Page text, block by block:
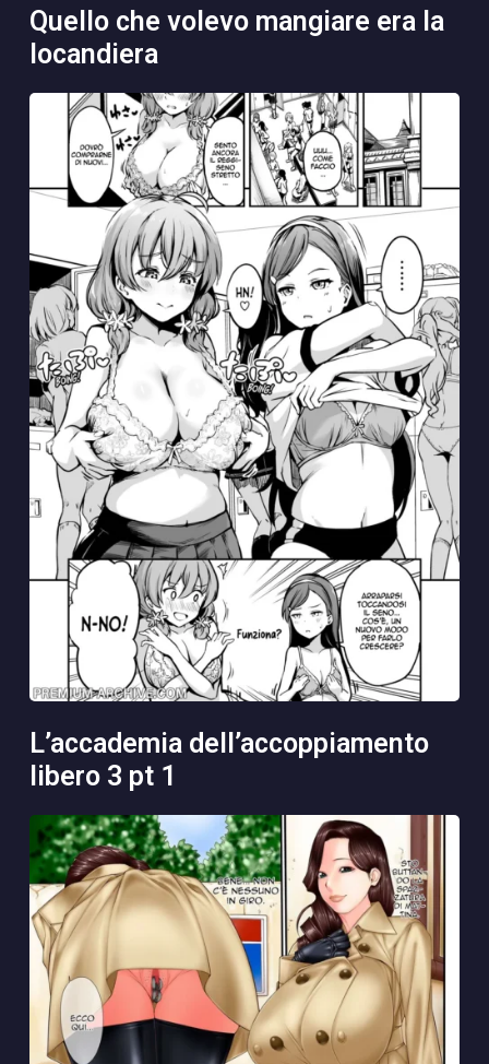
quello che volevo mangiare era la
locandiera
l’accademia dell’accoppiamento
libero 3 pt 1